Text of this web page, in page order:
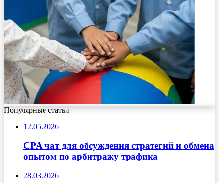
Популярные статьи
12.05.2026
CPA чат для обсуждения стратегий и обмена
опытом по арбитражу трафика
28.03.2026